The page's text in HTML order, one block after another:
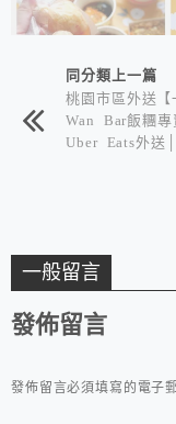
同分類上一篇
桃園市區外送【
Wan Bar飯糰專
Uber Eats外送
一般留言
發佈留言
發佈留言必須填寫的電子